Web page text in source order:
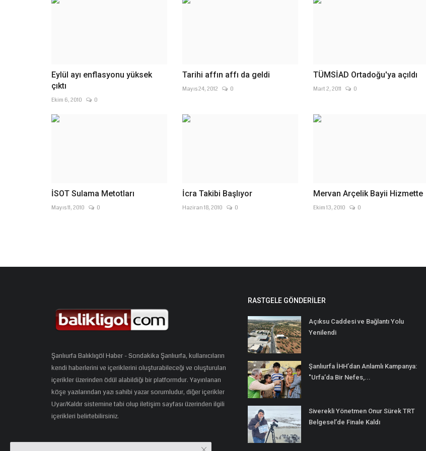
Eylül ayı enflasyonu yüksek
çıktı
Ekim 6, 2010 0
Tarihi affın affı da geldi
Mayıs 24, 2012 0
TÜMSİAD Ortadoğu'ya açıldı
Mart 2, 2011 0
İSOT Sulama Metotları
Mayıs 11, 2010 0
İcra Takibi Başlıyor
Haziran 18, 2010 0
Mervan Arçelik Bayii Hizmette
Ekim 13, 2010 0
Şanlıurfa Balıklıgöl Haber - Sondakika Şanlıurfa, kullanıcıların
kendi haberlerini ve içeriklerini oluşturabileceği ve oluşturulan
içerikler üzerinden ödül alabildiği bir platformdur. Yayınlanan
köşe yazılarından yazı sahibi yazar sorumludur, diğer içerikler
Uyar/Kaldır sistemine tabi olup iletişim sayfası üzerinden ilgili
içerikleri belirtebilirsiniz.
RASTGELE GÖNDERILER
Açıksu Caddesi ve Bağlantı Yolu
Yenilendi
Şanlıurfa İHH’dan Anlamlı Kampanya:
"Urfa’da Bir Nefes,...
Siverekli Yönetmen Onur Sürek TRT
Belgesel’de Finale Kaldı